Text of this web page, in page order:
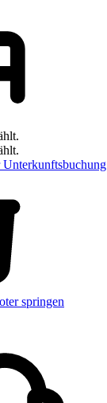
Unterkunftsbuchung
springen